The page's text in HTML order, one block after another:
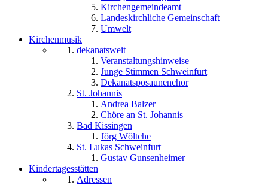
Kirchengemeindeamt
Landeskirchliche Gemeinschaft
Umwelt
Kirchenmusik
dekanatsweit
Veranstaltungshinweise
Junge Stimmen Schweinfurt
Dekanatsposaunenchor
St. Johannis
Andrea Balzer
Chöre an St. Johannis
Bad Kissingen
Jörg Wöltche
St. Lukas Schweinfurt
Gustav Gunsenheimer
Kindertagesstätten
Adressen